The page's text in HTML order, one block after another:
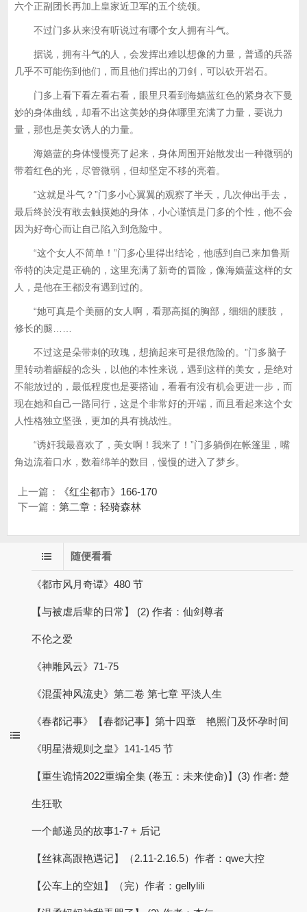
六个正副团长再加上皇家近卫军的五个统领。
不过门多从来没有听说过有哪个女人拥有斗气。
据说，拥有斗气的人，会发挥出难以想像的力量，普通的兵器
几乎不可能伤到他们，而且他们挥出的刀剑，可以砍开岩石。
门多上看下看左看右看，眼里只看到海嫱蓝红色的紧身衣下曼
妙的身体曲线，却看不出这美妙的身体哪里充满了力量，要说力
量，那也是美女诱人的力量。
海嫱蓝的身体慢慢亮了起来，身体周围开始散发出一种微弱的
带着红色的光，尽管微弱，但却坚定不移的亮着。
“这就是斗气？”门多小心翼翼的观察了半天，几次伸出手去，
最后终於没有敢去触摸她的身体，小心谨慎是门多的个性，他不会
因为好奇心而让自己陷入到危险中。
“这个女人不简单！”门多心里得出结论，他感到自己来加鲁斯
帝特的决定是正确的，这里充满了新奇的冒险，像海嫱蓝这样的女
人，是他在王都没有遇到过的。
“她可真是个美丽的女人啊，看那高挺的胸部，细细的腰肢，
修长的腿……
不过这是朵带刺的玫瑰，想摘起来可是很危险的。”门多脑子
里转动着龌龊的念头，以他的本性来说，遇到这样的美女，是绝对
不能放过的，最低程度也是要搭讪，看看有没有机会更进一步，而
现在她和自己一路同行，这是个非常好的开端，而且看起来这个女
人性格独立坚强，更加的具有挑战性。
“诱奸我最喜欢了，美女啊！我来了！”门多躺倒在帐篷里，嘴
角边流着口水，数着绵羊的数目，慢慢的进入了梦乡。
上一篇：
《红尘都市》166-170
下一篇： 第二章：轻骑森林
随便看看
《都市风月奇谭》480 节
【与被虐后辈的日常】 (2) 作者：仙剑尊者
不伦之爱
《神雕风云》71-75
《混蛋神风流史》第二卷 第七章 平淡人生
《春都记事》【春都记事】第十四章 艳照门及怀孕时间
《明星潜规则之皇》141-145 节
【重生诡情2022重编全集 (卷五：未来使命)】(3) 作者: 楚
生狂歌
一个邮递员的故事1-7 + 后记
【丝袜高跟艳遇记】（2.11-2.16.5）作者：qwe大控
【公车上的空姐】（完）作者：gellylili